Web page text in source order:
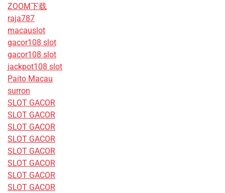
ZOOM下载
raja787
macauslot
gacor108 slot
gacor108 slot
jackpot108 slot
Paito Macau
surron
SLOT GACOR
SLOT GACOR
SLOT GACOR
SLOT GACOR
SLOT GACOR
SLOT GACOR
SLOT GACOR
SLOT GACOR